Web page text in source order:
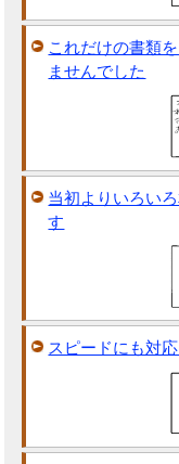
これだけの書類
ませんでした
当初よりいろい
す
スピードにも対